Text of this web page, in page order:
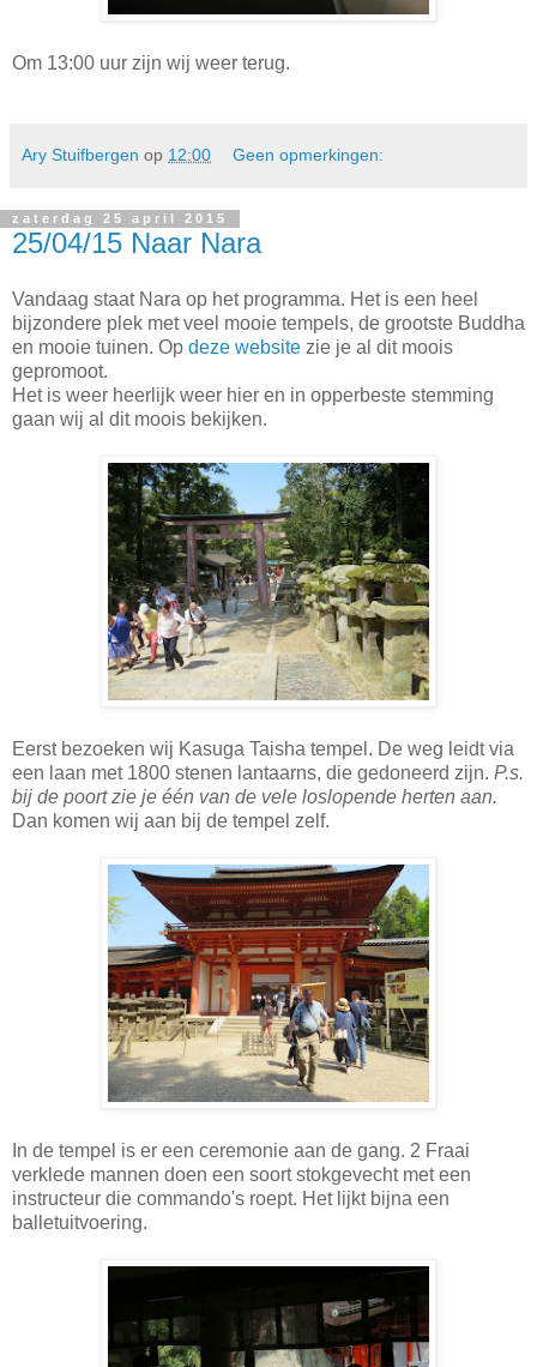
Om 13:00 uur zijn wij weer terug.
Ary Stuifbergen op 12:00 Geen opmerkingen:
zaterdag 25 april 2015
25/04/15 Naar Nara
Vandaag staat Nara op het programma. Het is een heel
bijzondere plek met veel mooie tempels, de grootste Buddha
en mooie tuinen. Op deze website zie je al dit moois
gepromoot.
Het is weer heerlijk weer hier en in opperbeste stemming
gaan wij al dit moois bekijken.
Eerst bezoeken wij Kasuga Taisha tempel. De weg leidt via
een laan met 1800 stenen lantaarns, die gedoneerd zijn. P.s.
bij de poort zie je één van de vele loslopende herten aan.
Dan komen wij aan bij de tempel zelf.
In de tempel is er een ceremonie aan de gang. 2 Fraai
verklede mannen doen een soort stokgevecht met een
instructeur die commando's roept. Het lijkt bijna een
balletuitvoering.